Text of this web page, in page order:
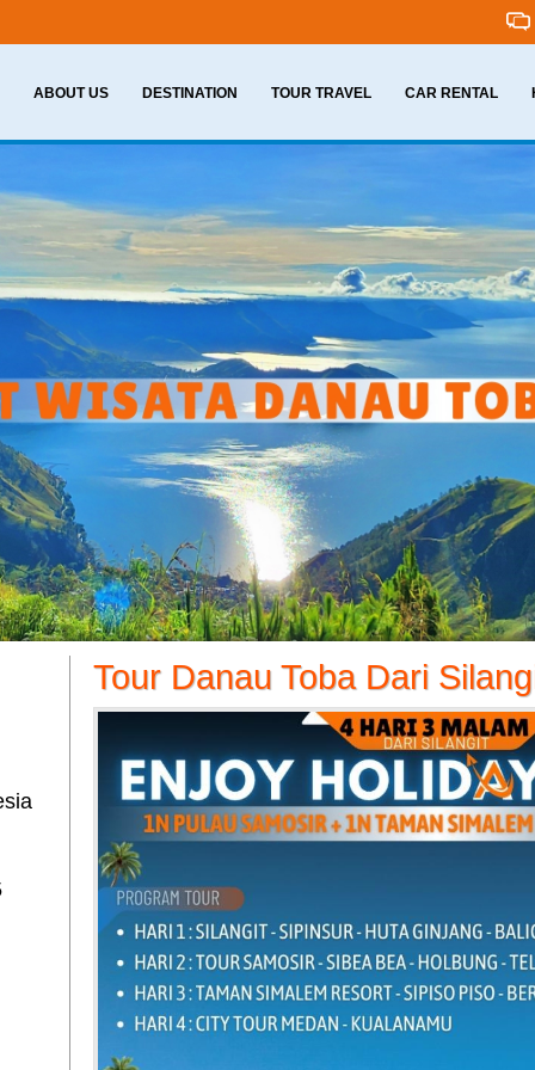
ABOUT US DESTINATION TOUR TRAVEL CAR RENTAL
Tour Danau Toba Dari